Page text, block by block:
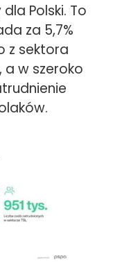
Polski. To
za 5,7%
z sektora
w szeroko